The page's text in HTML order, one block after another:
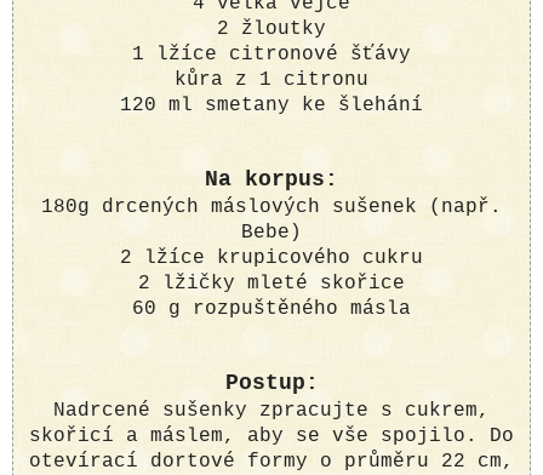
2 žloutky
1 lžíce citronové šťávy
kůra z 1 citronu
120 ml smetany ke šlehání
Na korpus:
180g drcených máslových sušenek (např.
Bebe)
2 lžíce krupicového cukru
2 lžičky mleté skořice
60 g rozpuštěného másla
Postup:
Nadrcené sušenky zpracujte s cukrem,
skořicí a máslem, aby se vše spojilo. Do
otevírací dortové formy o průměru 22 cm,